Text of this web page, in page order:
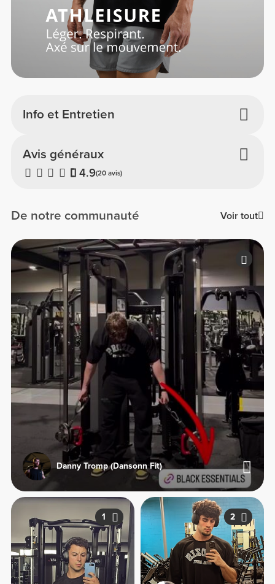
Info et Entretien
Avis généraux
4.9(20 avis)
De notre communauté Voir tout
Danny Tromp (Dansonn Fit)
1 2